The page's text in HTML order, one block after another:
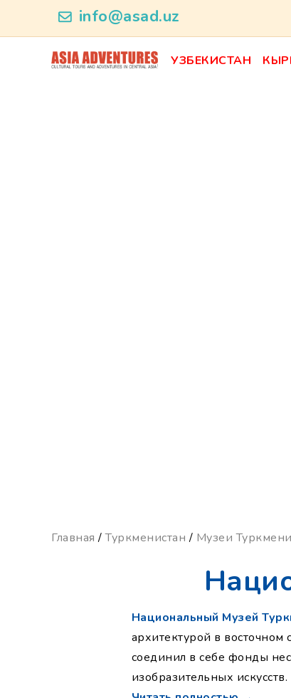
info@asad.uz
УЗБЕКИСТАН
Главная /Туркменистан / Музеи
Национальный Музей
архитектурой в
соединил в себе фонды
изобразительных искусств.